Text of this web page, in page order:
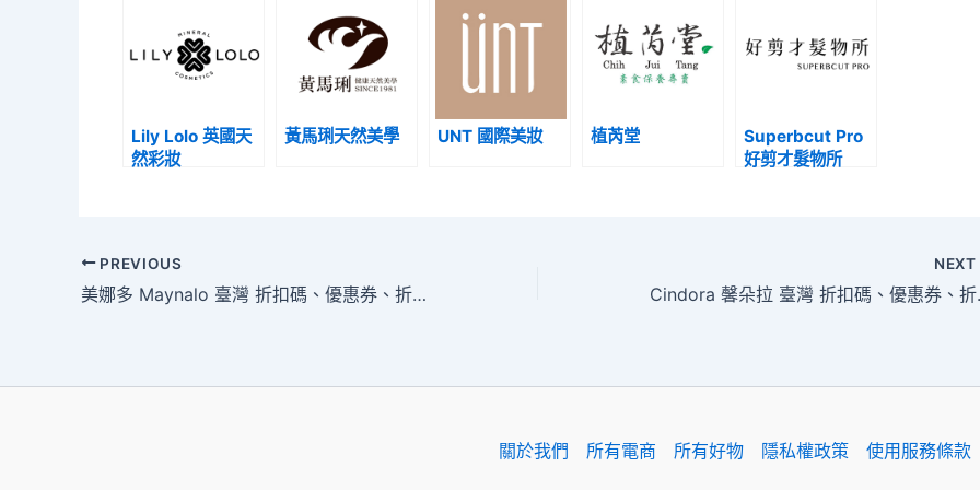
Lily Lolo 英國天
然彩妝
黃馬琍天然美學 UNT 國際美妝 植芮堂
Superbcut Pro
好剪才髮物所
PREVIOUS
美娜多 Maynalo 臺灣 折扣碼、優惠券、折價促銷活動整理
NEXT
關於我們 所有電商 所有好物 隱私權政策 使用服務條款